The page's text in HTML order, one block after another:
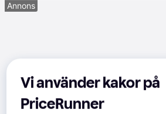
Annons
Vi använder kakor på
PriceRunner